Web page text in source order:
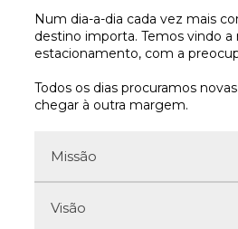
Num dia-a-dia cada vez mais
destino importa. Temos vindo
estacionamento, com a
Todos os dias procuramos
chegar à outra margem.
Missão
A TTSL – Transtejo Soflusa
Visão